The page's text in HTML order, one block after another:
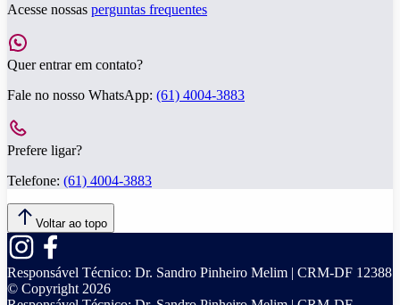
Acesse nossas perguntas frequentes
Quer entrar em contato?
Fale no nosso WhatsApp: (61) 4004-3883
Prefere ligar?
Telefone: (61) 4004-3883
Voltar ao topo
Responsável Técnico: Dr. Sandro Pinheiro Melim | CRM-DF 12388
© Copyright 2026